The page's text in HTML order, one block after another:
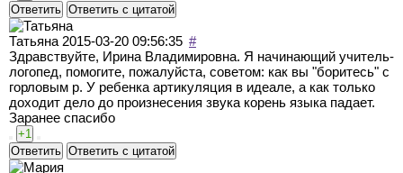
Ответить Ответить с цитатой
Татьяна 2015-03-20 09:56:35 #
Здравствуйте, Ирина Владимировна. Я начинающий учитель-
логопед, помогите, пожалуйста, советом: как вы "боритесь" с
горловым р. У ребенка артикуляция в идеале, а как только
доходит дело до произнесения звука корень языка падает.
Заранее спасибо
+1
Ответить Ответить с цитатой